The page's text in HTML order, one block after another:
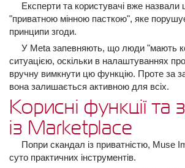
Експерти та користувачі вже назвали
"приватною мінною пасткою", яке
принципи згоди.
У Meta запевняють, що люди "мають
ситуацією, оскільки в налаштуваннях
вручну вимкнути цю функцію. Проте за
вона залишається активною для всіх.
Корисні функції та
із Marketplace
Попри скандал із приватністю, Muse
суто практичних інструментів.